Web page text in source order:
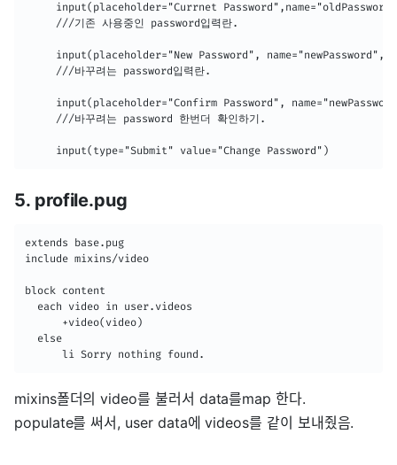
input(placeholder="Currnet
     ///기존 사용중인 password입력란.
input(placeholder="New Password", name="newPassword",
     ///바꾸려는 password입력란.
input(placeholder="Confirm Password",
     ///바꾸려는 password 한번더 확인하기.
     input(type="Submit" value="Change Password")
5. profile.pug
extends base.pug
include mixins/video
block content
  each video in user.videos
      +video(video)
  else
      li Sorry nothing found.
mixins폴더의 video를 불러서 data를map 한다.
populate를 써서, user data에 videos를 같이 보내줬음.